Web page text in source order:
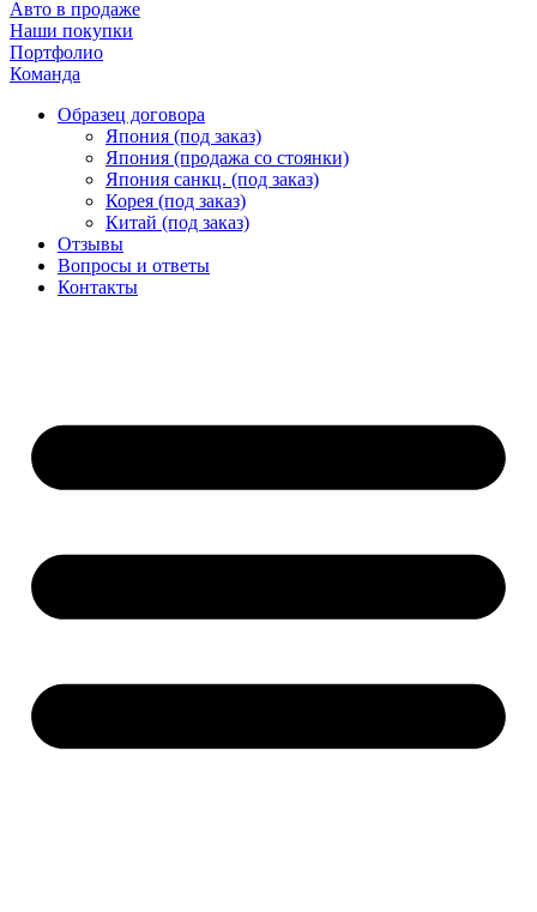
Авто в продаже
Наши покупки
Портфолио
Команда
Образец договора
Япония (под заказ)
Япония (продажа со стоянки)
Япония санкц. (под заказ)
Корея (под заказ)
Китай (под заказ)
Отзывы
Вопросы и ответы
Контакты